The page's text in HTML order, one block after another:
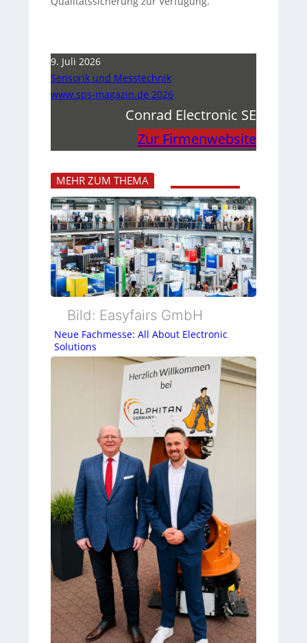
9. Juli 2026
Sensorik und Messtechnik
www.sps-magazin.de 2026
Conrad Electronic SE
Zur Firmenwebsite
MEHR ZUM THEMA
Bild: Easyfairs GmbH
Neue Fachmesse: All About Electronic
Solutions